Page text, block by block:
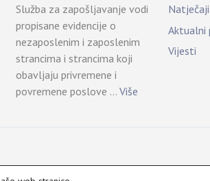
Služba za zapošljavanje vodi
propisane evidencije o
nezaposlenim i zaposlenim
strancima i strancima koji
obavljaju privremene i
povremene poslove …Više
Aktualni
Vijesti